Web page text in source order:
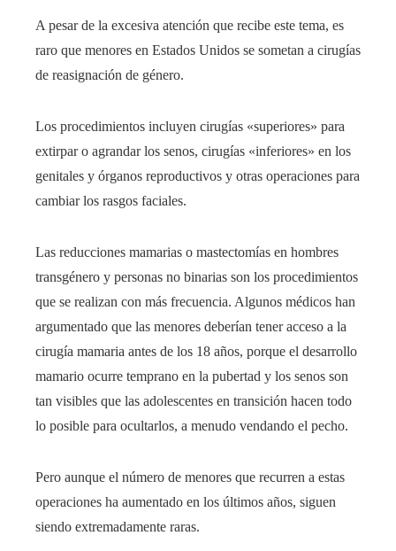
A pesar de la excesiva atención que recibe este tema, es
raro que menores en Estados Unidos se sometan a cirugías
de reasignación de género.
Los procedimientos incluyen cirugías «superiores» para
extirpar o agrandar los senos, cirugías «inferiores» en los
genitales y órganos reproductivos y otras operaciones para
cambiar los rasgos faciales.
Las reducciones mamarias o mastectomías en hombres
transgénero y personas no binarias son los procedimientos
que se realizan con más frecuencia. Algunos médicos han
argumentado que las menores deberían tener acceso a la
cirugía mamaria antes de los 18 años, porque el desarrollo
mamario ocurre temprano en la pubertad y los senos son
tan visibles que las adolescentes en transición hacen todo
lo posible para ocultarlos, a menudo vendando el pecho.
Pero aunque el número de menores que recurren a estas
operaciones ha aumentado en los últimos años, siguen
siendo extremadamente raras.